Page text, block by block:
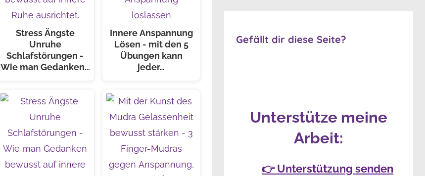
Stress Ängste
Unruhe
Schlafstörungen -
Wie man Gedanken…
Innere Anspannung
Lösen - mit den 5
Übungen kann
jeder…
Gefällt dir diese Seite?
Unterstütze meine
Arbeit:
👉 Unterstützung senden